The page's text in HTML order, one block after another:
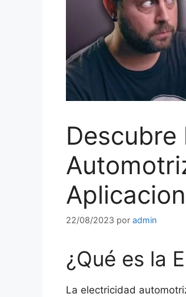
22/08/2023 por admin
¿Qué es la
La electricidad